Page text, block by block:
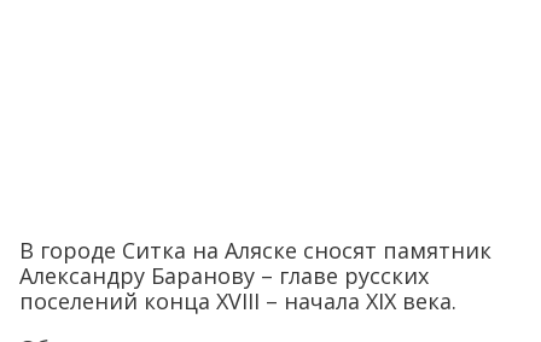
В городе Ситка на Аляске сносят памятник
Александру Баранову – главе русских
поселений конца XVIII – начала XIX века.